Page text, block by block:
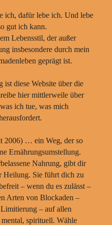
ich, dafür lebe ich. Und lebe
gut ich kann.
Lebensstil, der außer
insbesondere durch mein
geprägt ist.
ist diese Website über die
hier mittlerweile über
ich tue, was mich
2006) … ein Weg, der so
Ernährungsumstellung.
Nahrung, gibt dir
Heilung. Sie führt dich zu
– wenn du es zulässt –
Arten von Blockaden –
– auf allen
spirituell. Wähle